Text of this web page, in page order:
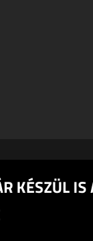
KÉSZÜL IS